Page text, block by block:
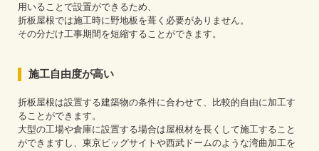
用いることで設置ができるため、
折板屋根では施工時に野地板を葺く必要がありません。
その分だけ工事期間を短縮することができます。
施工自由度が高い
折板屋根は設置する建築物の条件に合わせて、比較的自由に加工す
ることができます。
大型の工場や倉庫に設置する場合は屋根材を長くして施工すること
ができますし、東京ビッグサイトや西武ドームのような湾曲加工を